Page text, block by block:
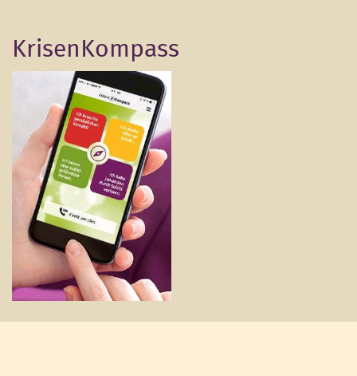
KrisenKompass